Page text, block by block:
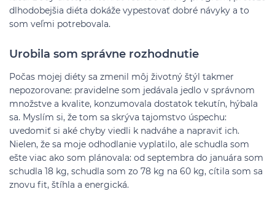
dlhodobejšia diéta dokáže vypestovať dobré návyky a to
som veľmi potrebovala.
Urobila som správne rozhodnutie
Počas mojej diéty sa zmenil môj životný štýl takmer
nepozorovane: pravidelne som jedávala jedlo v správnom
množstve a kvalite, konzumovala dostatok tekutín, hýbala
sa. Myslím si, že tom sa skrýva tajomstvo úspechu:
uvedomiť si aké chyby viedli k nadváhe a napraviť ich.
Nielen, že sa moje odhodlanie vyplatilo, ale schudla som
ešte viac ako som plánovala: od septembra do januára som
schudla 18 kg, schudla som zo 78 kg na 60 kg, cítila som sa
znovu fit, štíhla a energická.